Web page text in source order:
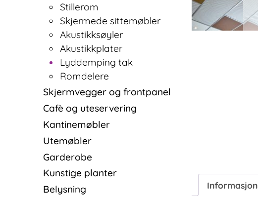
Stillerom
Skjermede sittemøbler
Akustikksøyler
Akustikkplater
Lyddemping tak
Romdelere
Skjermvegger og frontpanel
Cafè og uteservering
Kantinemøbler
Utemøbler
Garderobe
Kunstige planter
Belysning
Informasjon